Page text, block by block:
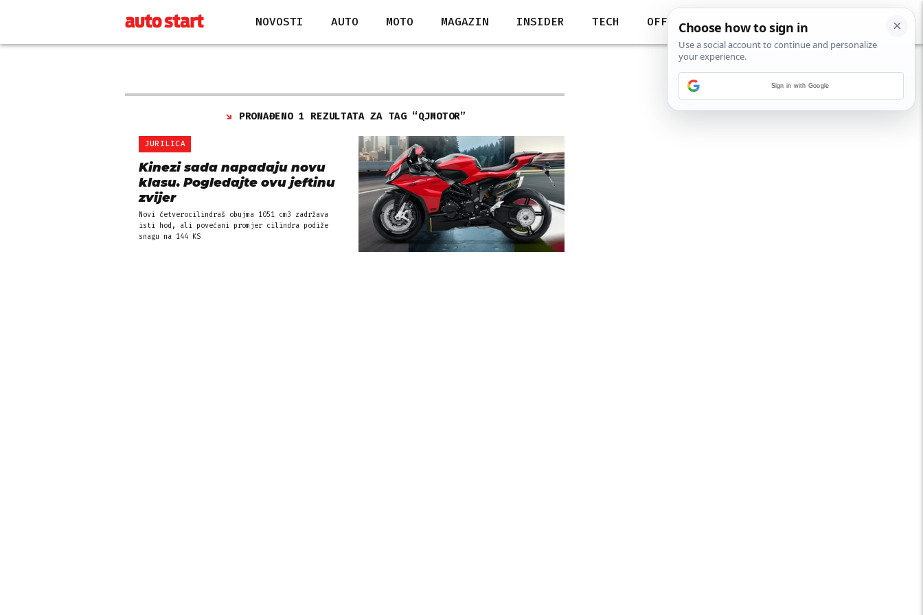
NOVOSTI AUTO MOTO MAGAZIN INSIDER TECH OFF
PRONAĐENO 1 REZULTATA ZA TAG “QJMOTOR”
JURILICA
Kinezi sada napadaju novu
klasu. Pogledajte ovu jeftinu
zvijer
Novi četverocilindraš obujma 1051 cm3 zadržava
isti hod, ali povećani promjer cilindra podiže
snagu na 144 KS
Sign in with Google